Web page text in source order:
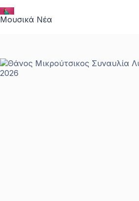
στο
περιεχόμενο
Μουσικά Νέα